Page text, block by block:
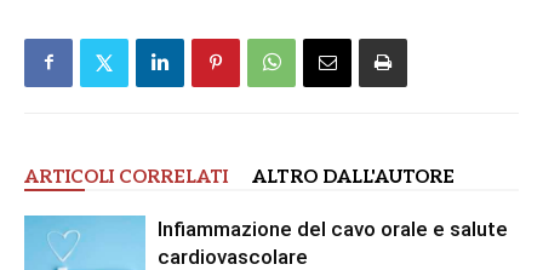
ARTICOLI CORRELATI ALTRO DALL'AUTORE
Infiammazione del cavo orale e salute
cardiovascolare